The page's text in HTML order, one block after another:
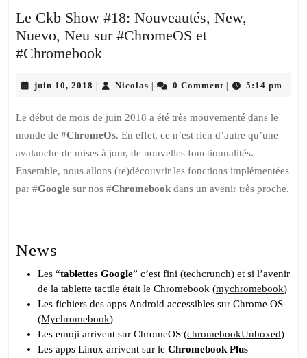
Le Ckb Show #18: Nouveautés, New,
Nuevo, Neu sur #ChromeOS et
#ChromebookLe
Show
Nouveautés,
New,
Nuevo,
Neu
sur
juin 10, 2018 juin NicolasNicolas0 Comment 5:14 pm
Le début de mois de juin 2018 a été très mouvementé dans le
monde de #ChromeOs. En effet, ce n’est rien d’autre qu’une
avalanche de mises à jour, de nouvelles fonctionnalités.
Ensemble, nous allons (re)découvrir les fonctions implémentées
par #Google sur nos #Chromebookdans un avenir très proche.
News
Les “tablettes Google” c’est fini (techcrunch) et si l’avenir
de la tablette tactile était le Chromebook (mychromebook)
Les fichiers des apps Android accessibles sur Chrome OS
(Mychromebook)
Les emoji arrivent sur ChromeOS (chromebookUnboxed)
Les apps Linux arrivent sur le Chromebook Plus